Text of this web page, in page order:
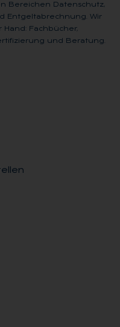
Bereichen Datenschutz,
Entgeltabrechnung. Wir
Fachbücher,
und Beratung.